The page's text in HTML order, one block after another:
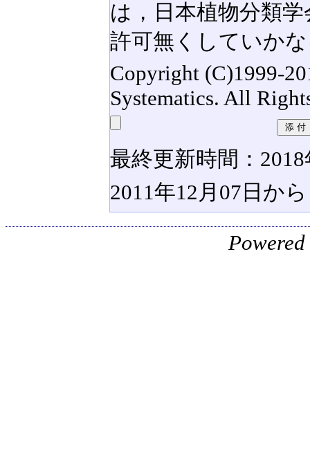
は，日本植物分類
許可無くしていか
Copyright (C)1999-
Systematics. All
最終更新時間：
2011年12月07日か